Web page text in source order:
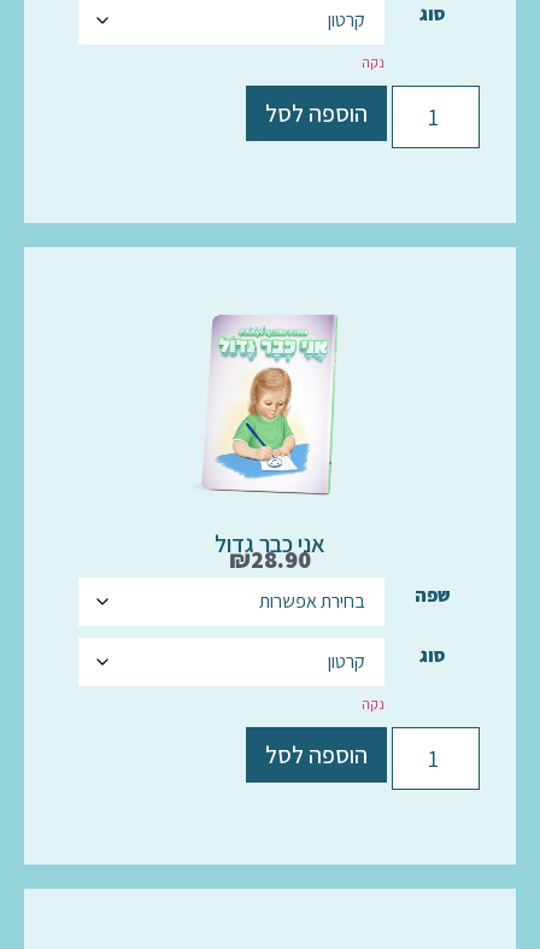
סוג
נקה
הוספה לסל
אני כבר גדול
₪28.90
שפה
סוג
נקה
הוספה לסל